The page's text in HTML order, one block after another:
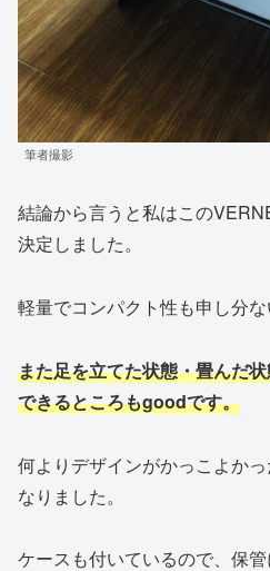
筆者撮影
結論から言うと私はこの
決定しました。
軽量でコンパクト性も申し分な
また足を立てた状態・畳んだ
できるところもgoodです。
何よりデザインがかっこよか
なりました。
ケースも付いているので、保管